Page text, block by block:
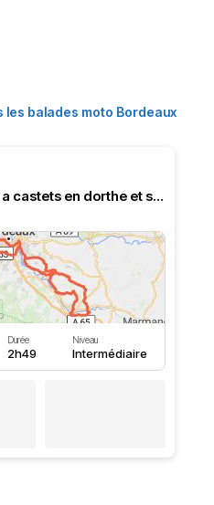
les balades moto Bordeaux
De bordeaux a castets en dorthe et ses écluses
Durée
2h49
Niveau
Intermédiaire